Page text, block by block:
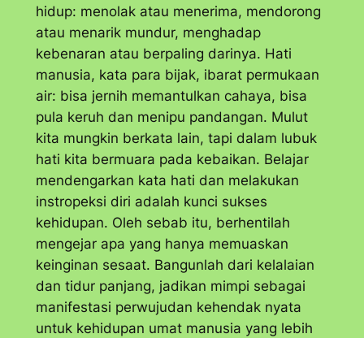
hidup: menolak atau menerima, mendorong
atau menarik mundur, menghadap
kebenaran atau berpaling darinya. Hati
manusia, kata para bijak, ibarat permukaan
air: bisa jernih memantulkan cahaya, bisa
pula keruh dan menipu pandangan. Mulut
kita mungkin berkata lain, tapi dalam lubuk
hati kita bermuara pada kebaikan. Belajar
mendengarkan kata hati dan melakukan
instropeksi diri adalah kunci sukses
kehidupan. Oleh sebab itu, berhentilah
mengejar apa yang hanya memuaskan
keinginan sesaat. Bangunlah dari kelalaian
dan tidur panjang, jadikan mimpi sebagai
manifestasi perwujudan kehendak nyata
untuk kehidupan umat manusia yang lebih